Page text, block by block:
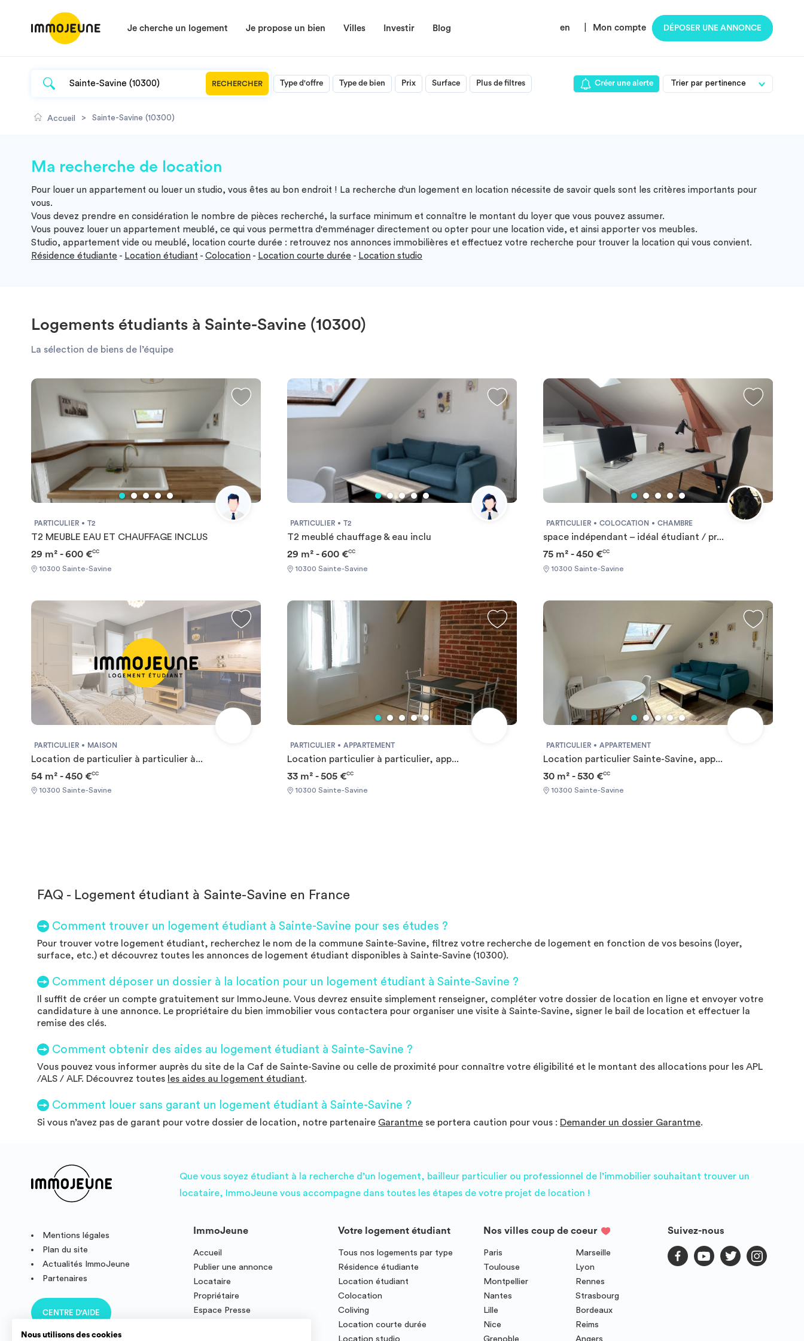
Je cherche un logement Je propose un bien Villes Investir Blog en Mon compte DÉPOSER UNE ANNONCE
RECHERCHER Type d'offre Type de bien Prix Surface Plus de filtres Créer une alerte
Accueil > Sainte-Savine (10300)
Ma recherche de location
Pour louer un appartement ou louer un studio, vous êtes au bon endroit ! La recherche d'un logement en location nécessite de savoir quels sont les critères importants pour
vous.
Vous devez prendre en considération le nombre de pièces recherché, la surface minimum et connaître le montant du loyer que vous pouvez assumer.
Vous pouvez louer un appartement meublé, ce qui vous permettra d'emménager directement ou opter pour une location vide, et ainsi apporter vos meubles.
Studio, appartement vide ou meublé, location courte durée : retrouvez nos annonces immobilières et effectuez votre recherche pour trouver la location qui vous convient.
Résidence étudiante - Location étudiant - Colocation - Location courte durée - Location studio
Logements étudiants à Sainte-Savine (10300)
La sélection de biens de l’équipe
PARTICULIER T2
T2 MEUBLE EAU ET CHAUFFAGE INCLUS
29 m² - 600 €CC
10300 Sainte-Savine
PARTICULIER T2
T2 meublé chauffage & eau inclu
29 m² - 600 €CC
10300 Sainte-Savine
PARTICULIER COLOCATION CHAMBRE
space indépendant – idéal étudiant / pr...
75 m² - 450 €CC
10300 Sainte-Savine
PARTICULIER MAISON
Location de particulier à particulier à...
54 m² - 450 €CC
10300 Sainte-Savine
PARTICULIER APPARTEMENT
Location particulier à particulier, app...
33 m² - 505 €CC
10300 Sainte-Savine
PARTICULIER APPARTEMENT
Location particulier Sainte-Savine, app...
30 m² - 530 €CC
10300 Sainte-Savine
FAQ - Logement étudiant à Sainte-Savine en France
Comment trouver un logement étudiant à Sainte-Savine pour ses études ?
Pour trouver votre logement étudiant, recherchez le nom de la commune Sainte-Savine, filtrez votre recherche de logement en fonction de vos besoins (loyer,
surface, etc.) et découvrez toutes les annonces de logement étudiant disponibles à Sainte-Savine (10300).
Comment déposer un dossier à la location pour un logement étudiant à Sainte-Savine ?
Il suffit de créer un compte gratuitement sur ImmoJeune. Vous devrez ensuite simplement renseigner, compléter votre dossier de location en ligne et envoyer votre
candidature à une annonce. Le propriétaire du bien immobilier vous contactera pour organiser une visite à Sainte-Savine, signer le bail de location et effectuer la
remise des clés.
Comment obtenir des aides au logement étudiant à Sainte-Savine ?
Vous pouvez vous informer auprès du site de la Caf de Sainte-Savine ou celle de proximité pour connaître votre éligibilité et le montant des allocations pour les APL
/ALS / ALF. Découvrez toutes les aides au logement étudiant.
Comment louer sans garant un logement étudiant à Sainte-Savine ?
Si vous n’avez pas de garant pour votre dossier de location, notre partenaire Garantme se portera caution pour vous : Demander un dossier Garantme.
Que vous soyez étudiant à la recherche d’un logement, bailleur particulier ou professionnel de l’immobilier souhaitant trouver un
locataire, ImmoJeune vous accompagne dans toutes les étapes de votre projet de location !
Mentions légales
Plan du site
Actualités ImmoJeune
Partenaires
CENTRE D'AIDE
ImmoJeune
Accueil
Publier une annonce
Locataire
Propriétaire
Espace Presse
Votre logement étudiant
Tous nos logements par type
Résidence étudiante
Location étudiant
Colocation
Coliving
Location courte durée
Location studio
Nos villes coup de coeur
Paris
Marseille
Toulouse
Lyon
Montpellier
Rennes
Nantes
Strasbourg
Lille
Bordeaux
Nice
Reims
Grenoble
Angers
Suivez-nous
Nous utilisons des cookies